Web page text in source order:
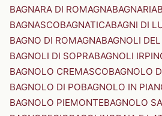
BAGNARA DI ROMAGNABAGNARIA
BAGNASCOBAGNATICABAGNI DI
BAGNO DI ROMAGNABAGNOLI
BAGNOLI DI SOPRABAGNOLI
BAGNOLO CREMASCOBAGNOLO
BAGNOLO DI POBAGNOLO IN
BAGNOLO PIEMONTEBAGNOLO